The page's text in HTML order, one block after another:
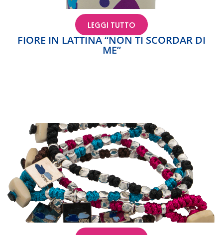
FIORE IN LATTINA “NON TI SCORDAR DI
ME”
LEGGI TUTTO